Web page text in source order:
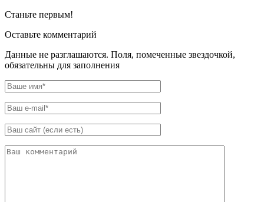
Станьте первым!
Оставьте комментарий
Данные не разглашаются. Поля, помеченные звездочкой,
обязательны для заполнения